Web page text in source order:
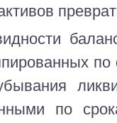
по